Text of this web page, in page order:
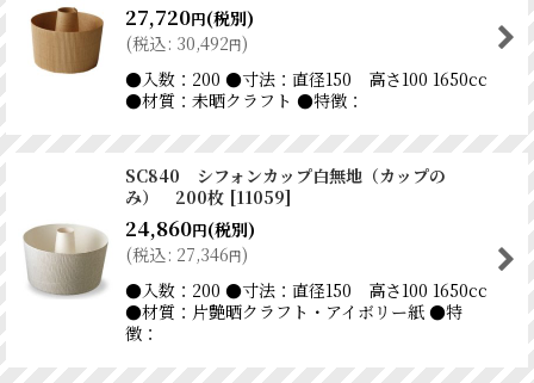
27,720円(税別)
(税込: 30,492円)
●入数：200 ●寸法：直径150 高さ100 1650cc
●材質：未晒クラフト ●特徴：
SC840 シフォンカップ白無地（カップの
み） 200枚 [11059]
24,860円(税別)
(税込: 27,346円)
●入数：200 ●寸法：直径150 高さ100 1650cc
●材質：片艶晒クラフト・アイボリー紙 ●特
徴：